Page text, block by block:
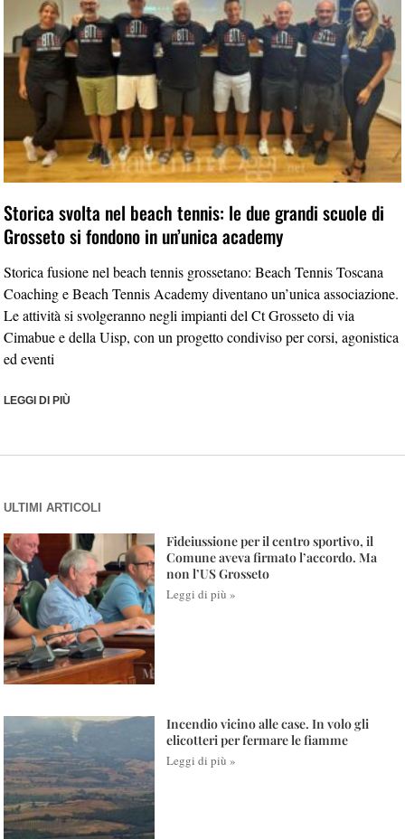
Storica svolta nel beach tennis: le due grandi scuole di
Grosseto si fondono in un’unica academy
Storica fusione nel beach tennis grossetano: Beach Tennis Toscana
Coaching e Beach Tennis Academy diventano un’unica associazione.
Le attività si svolgeranno negli impianti del Ct Grosseto di via
Cimabue e della Uisp, con un progetto condiviso per corsi, agonistica
ed eventi
LEGGI DI PIÙ
ULTIMI ARTICOLI
Fideiussione per il centro sportivo, il
Comune aveva firmato l’accordo. Ma
non l’US Grosseto
Leggi di più »
Incendio vicino alle case. In volo gli
elicotteri per fermare le fiamme
Leggi di più »